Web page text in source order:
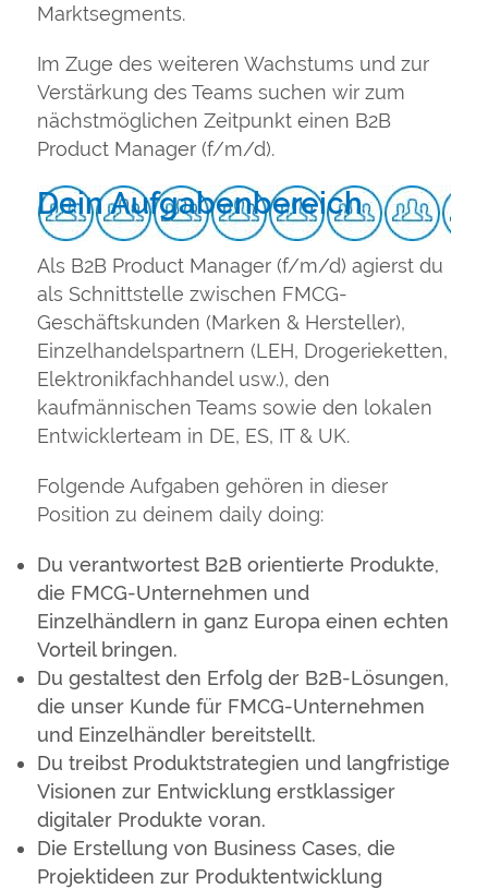
Marktsegments.
Im Zuge des weiteren Wachstums und zur
Verstärkung des Teams suchen wir zum
nächstmöglichen Zeitpunkt einen B2B
Product Manager (f/m/d).
Dein Aufgabenbereich
Als B2B Product Manager (f/m/d) agierst du
als Schnittstelle zwischen FMCG-
Geschäftskunden (Marken & Hersteller),
Einzelhandelspartnern (LEH, Drogerieketten,
Elektronikfachhandel usw.), den
kaufmännischen Teams sowie den lokalen
Entwicklerteam in DE, ES, IT & UK.
Folgende Aufgaben gehören in dieser
Position zu deinem daily doing:
Du verantwortest B2B orientierte Produkte,
die FMCG-Unternehmen und
Einzelhändlern in ganz Europa einen echten
Vorteil bringen.
Du gestaltest den Erfolg der B2B-Lösungen,
die unser Kunde für FMCG-Unternehmen
und Einzelhändler bereitstellt.
Du treibst Produktstrategien und langfristige
Visionen zur Entwicklung erstklassiger
digitaler Produkte voran.
Die Erstellung von Business Cases, die
Projektideen zur Produktentwicklung